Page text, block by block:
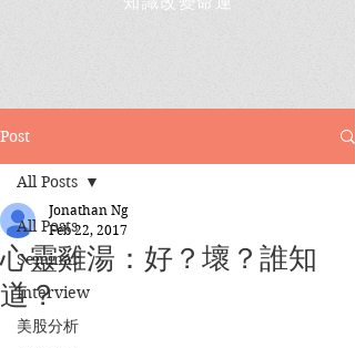
Post
All Posts
Seminar
Interview
美股分析
All Posts
心靈雞湯：好？壞？誰知
道？
Jonathan Ng
Feb 22, 2017